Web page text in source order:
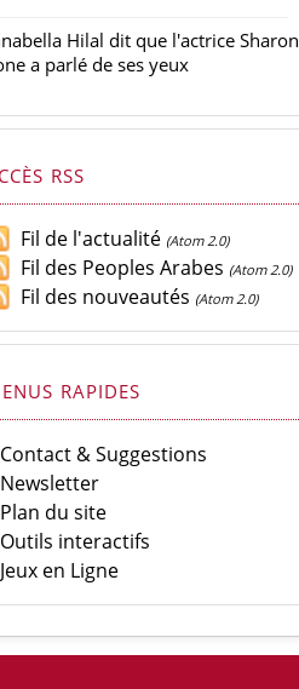
Hilal dit que l'actrice Sharon
a parlé de ses yeux
RSS
Fil de l'actualité (Atom 2.0)
Fil des Peoples Arabes (Atom 2.0)
Fil des nouveautés (Atom 2.0)
RAPIDES
Contact & Suggestions
Newsletter
Plan du site
Outils interactifs
Jeux en Ligne